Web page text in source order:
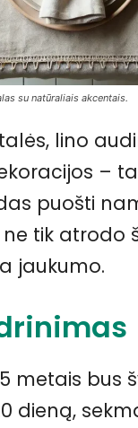
su natūraliais akcentais.
lino
–
puošti
tik atrodo
jaukumo.
metais bus
dieną,